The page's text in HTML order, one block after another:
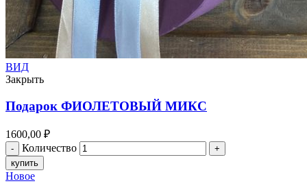
ВИД
Закрыть
Подарок ФИОЛЕТОВЫЙ МИКС
1600,00 ₽
Количество
купить
Новое